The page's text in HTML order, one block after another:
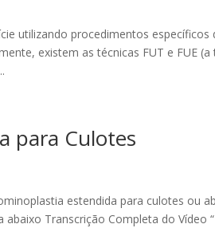
utilizando procedimentos específicos
existem as técnicas FUT e FUE
para Culotes
estendida para culotes ou
Transcrição Completa do Vídeo